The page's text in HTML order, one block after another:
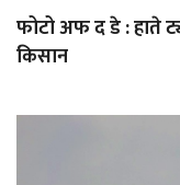
फोटो अफ द डे : हाते
किसान